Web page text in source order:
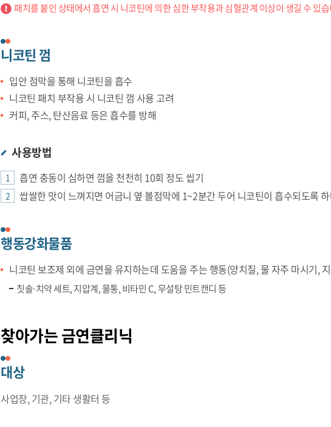
패치를 붙인 상태에서 흡연 시 니코틴에 의한 심한 부작용과 심혈관계 이상이 생길 수 있
니코틴 껌
입안 점막을 통해 니코틴을 흡수
니코틴 패치 부작용 시 니코틴 껌 사용 고려
커피, 주스, 탄산음료 등은 흡수를 방해
사용방법
흡연 충동이 심하면 껌을 천천히 10회 정도 씹기
쌉쌀한 맛이 느껴지면 어금니 옆 볼점막에 1~2분간 두어 니코틴이 흡수되도록
행동강화물품
니코틴 보조제 외에 금연을 유지하는데 도움을 주는 행동(양치질, 물 자주 마시기,
칫솔·치약 세트, 지압계, 물통, 비타민 C, 무설탕 민트캔디 등
찾아가는 금연클리닉
대상
사업장, 기관, 기타 생활터 등